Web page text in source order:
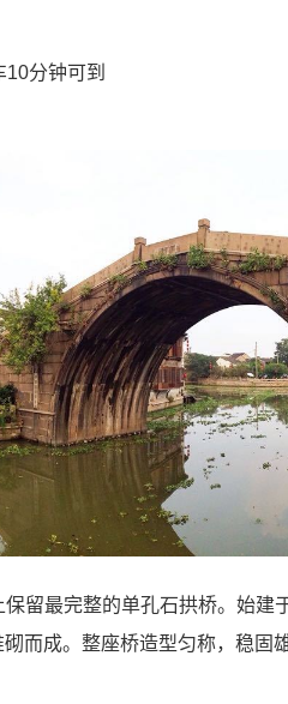
分钟可到
留最完整的单孔石拱桥。始建
而成。整座桥造型匀称，稳固